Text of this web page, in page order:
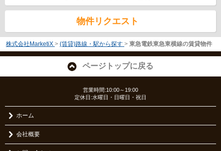
物件リクエスト
株式会社MarketiX > (賃貸)路線・駅から探す > 東急電鉄東急東横線の賃貸物件
ページトップに戻る
営業時間:10:00～19:00
定休日:水曜日・日曜日・祝日
ホーム
会社概要